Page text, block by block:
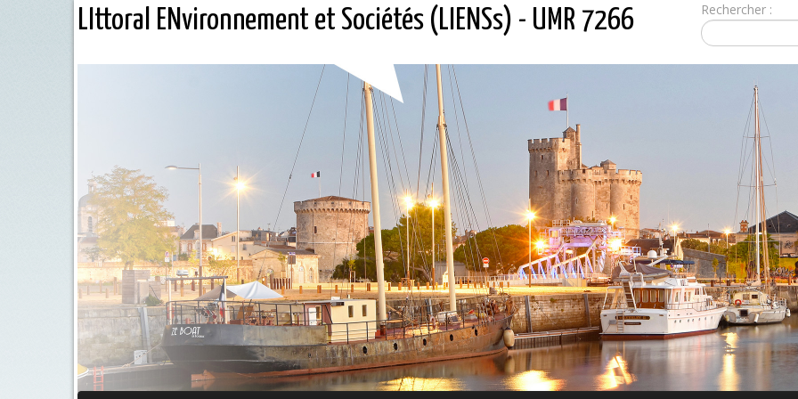
LIttoral ENvironnement et Sociétés (LIENSs) - UMR 7266 Rechercher :